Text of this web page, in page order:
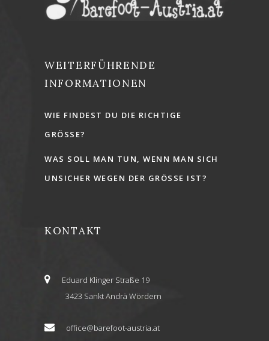
WEITERFÜHRENDE
INFORMATIONEN
WIE FINDEST DU DIE RICHTIGE
GRÖSSE?
WAS SOLL MAN TUN, WENN MAN SICH
UNSICHER WEGEN DER GRÖSSE IST?
KONTAKT
Eduard Klinger Straße 19
3423 Sankt Andrä Wördern
office@barefoot-austria.at